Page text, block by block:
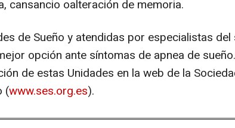
cansancio oalteración de memoria.
de Sueño y atendidas por especialistas del
opción ante síntomas de apnea de
de estas Unidades en la web de la
(www.ses.org.es).